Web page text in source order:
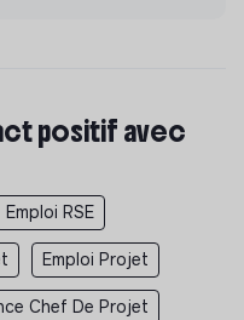
positif avec
Emploi RSE
Emploi Projet
Chef De Projet